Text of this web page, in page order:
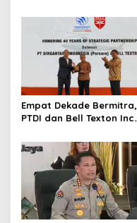
Empat Dekade Bermitra,
PTDI dan Bell Texton Inc
Kembangkan Industri
Helikopter